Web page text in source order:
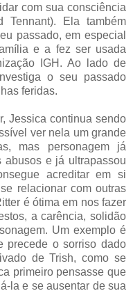
com sua consciência
Tennant). Ela também
passado, em especial
e a fez ser usada
IGH. Ao lado de
o seu passado
feridas.
Jessica continua sendo
ver nela um grande
mas personagem já
abusos e já ultrapassou
acreditar em si
relacionar com outras
é ótima em nos fazer
a carência, solidão
Um exemplo é
precede o sorriso dado
de Trish, como se
primeiro pensasse que
la e se ausentar de sua